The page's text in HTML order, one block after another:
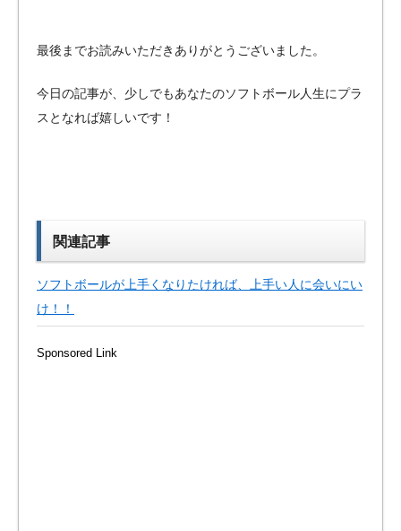
最後までお読みいただきありがとうございました。
今日の記事が、少しでもあなたのソフトボール人生にプラ
スとなれば嬉しいです！
関連記事
ソフトボールが上手くなりたければ、上手い人に会いにい
け！！
Sponsored Link